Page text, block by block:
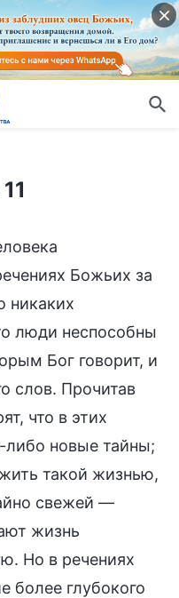
Божьих за
никаких
люди неспособны
Бог говорит, и
слов. Прочитав
что в этих
либо новые тайны;
такой жизнью,
свежей —
жизнь
Но в речениях
более глубокого